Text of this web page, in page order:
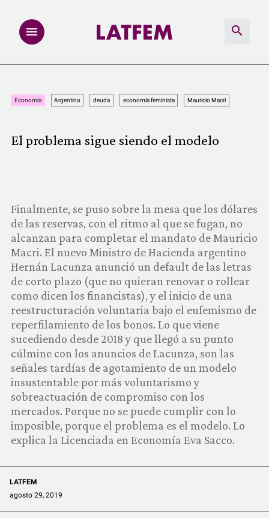
MULTIMEDIA
LATFEMLAB.
PRODUCTOS
COMUNIDAD
QUIÉNES SOMOS
Economía Argentina deuda economía feminista Mauricio Macri
El problema sigue siendo el modelo
Finalmente, se puso sobre la mesa que los dólares
de las reservas, con el ritmo al que se fugan, no
alcanzan para completar el mandato de Mauricio
Macri. El nuevo Ministro de Hacienda argentino
Hernán Lacunza anunció un default de las letras
de corto plazo (que no quieran renovar o rollear
como dicen los financistas), y el inicio de una
reestructuración voluntaria bajo el eufemismo de
reperfilamiento de los bonos. Lo que viene
sucediendo desde 2018 y que llegó a su punto
cúlmine con los anuncios de Lacunza, son las
señales tardías de agotamiento de un modelo
insustentable por más voluntarismo y
sobreactuación de compromiso con los
mercados. Porque no se puede cumplir con lo
imposible, porque el problema es el modelo. Lo
explica la Licenciada en Economía Eva Sacco.
LATFEM
agosto 29, 2019